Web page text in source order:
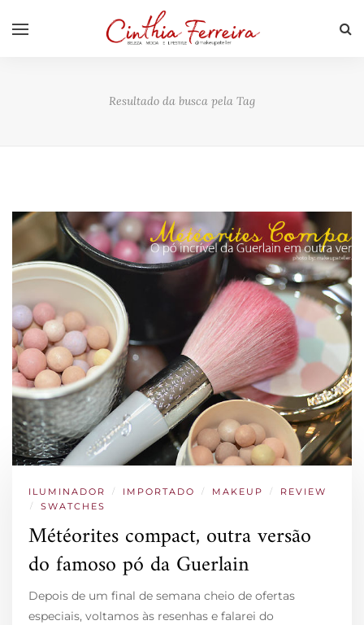
Resultado da busca pela Tag
ILUMINADOR / IMPORTADO / MAKEUP / REVIEW
/ SWATCHES
Météorites compact, outra versão
do famoso pó da Guerlain
Depois de um final de semana cheio de ofertas
especiais, voltamos às resenhas e falarei do